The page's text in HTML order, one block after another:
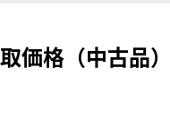
価格（中古品